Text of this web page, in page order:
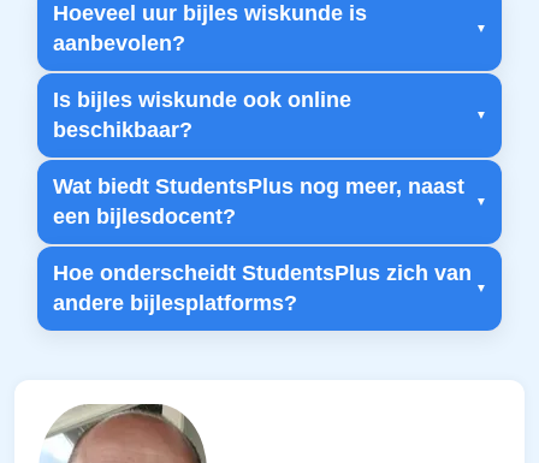
Hoeveel uur bijles wiskunde is
aanbevolen?
Is bijles wiskunde ook online
beschikbaar?
Wat biedt StudentsPlus nog meer, naast
een bijlesdocent?
Hoe onderscheidt StudentsPlus zich van
andere bijlesplatforms?